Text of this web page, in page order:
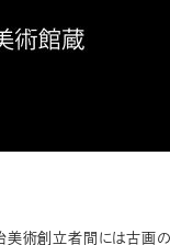
術創立者間には古画